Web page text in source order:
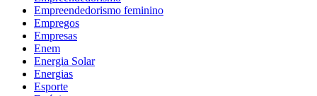
Empreendedorismo feminino
Empregos
Empresas
Enem
Energia Solar
Energias
Esporte